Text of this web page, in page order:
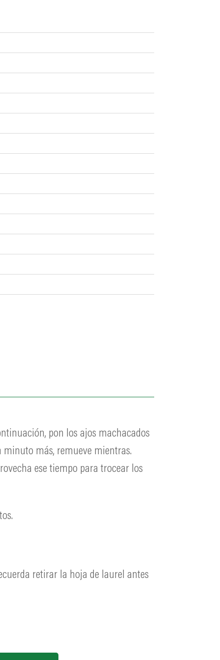
pon los ajos machacados
más, remueve mientras.
ese tiempo para trocear los
retirar la hoja de laurel antes